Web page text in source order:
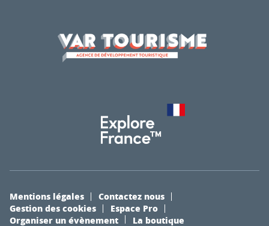
Mentions légales
Contactez nous
Gestion des cookies
Espace Pro
Organiser un évènement
La boutique